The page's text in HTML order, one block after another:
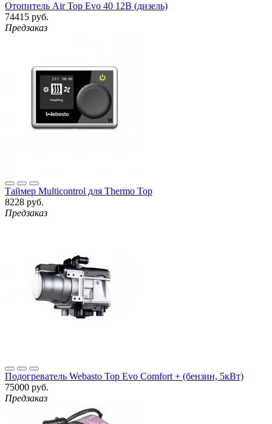
Отопитель Air Top Evo 40 12В (дизель)
74415 руб.
Предзаказ
Таймер Multicontrol для Thermo Top
8228 руб.
Предзаказ
Подогреватель Webasto Top Evo Comfort + (бензин, 5кВт)
75000 руб.
Предзаказ